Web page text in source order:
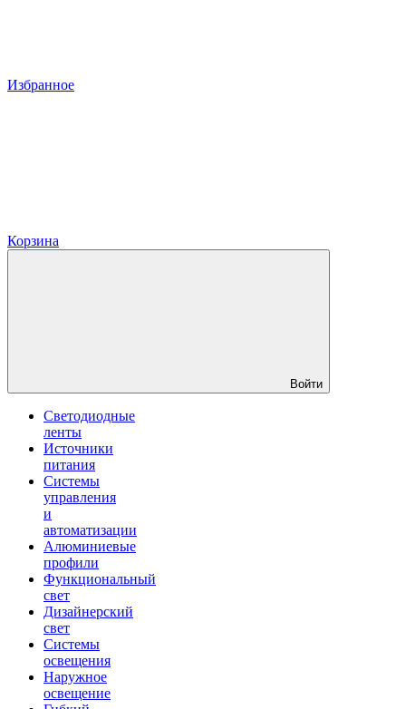
Избранное
Корзина
Войти
Светодиодные
ленты
Источники
питания
Системы
управления
и
автоматизации
Алюминиевые
профили
Функциональный
свет
Дизайнерский
свет
Системы
освещения
Наружное
освещение